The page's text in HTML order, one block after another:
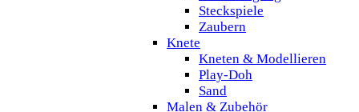
Steckspiele
Zaubern
Knete
Kneten & Modellieren
Play-Doh
Sand
Malen & Zubehör